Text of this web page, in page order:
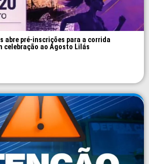
abre pré-inscrições para a corrida
celebração ao Agosto Lilás